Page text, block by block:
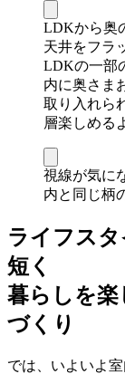
LDKから奥
天井をフラ
LDKの一部
内に奥さま
取り入れら
層楽しめる
視線が気に
内と同じ柄
ライフス
短く
暮らしを
づくり
では、いよいよ